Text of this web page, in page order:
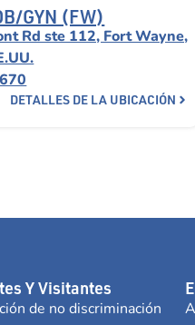
GYN (FW)
Rd ste 112, Fort Wayne,
DETALLES DE LA UBICACIÓN
Y Visitantes
de no discriminación